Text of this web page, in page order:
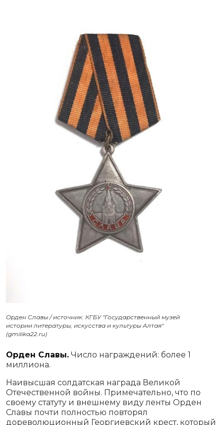
Орден Славы / источник: КГБУ "Государственный музей
истории литературы, искусства и культуры Алтая"
(gmilika22.ru)
Орден Славы. Число награждений: более 1
миллиона.
Наивысшая солдатская награда Великой
Отечественной войны. Примечательно, что по
своему статуту и внешнему виду ленты Орден
Славы почти полностью повторял
дореволюционный Георгиевский крест, который